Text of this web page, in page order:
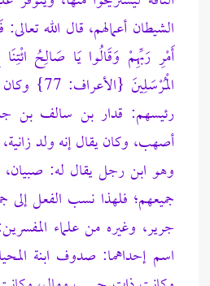
الشيطان أعمالهم، قال الله
أَمْرِ رَبِّهِمْ وَقَالُوا يَا صَالِحُ
الْمُرْسَلِينَ
رئيسهم: قدار بن سالف بن
أصهب، وكان يقال إنه ولد
وهو ابن رجل يقال له: صبيان،
جميعهم؛ فلهذا نسب الفعل إلى
جرير، وغيره من علماء
اسم إحداهما: صدوف ابنة